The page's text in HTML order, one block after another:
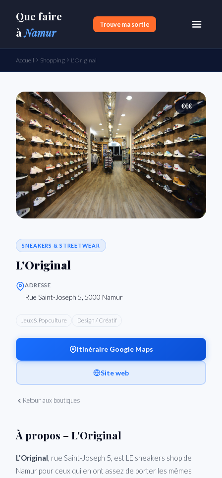
Que faire
àNamur
Trouve ma sortie
Accueil Shopping L'Original
€€€
SNEAKERS & STREETWEAR
L'Original
ADRESSE
Rue Saint-Joseph 5, 5000 Namur
Jeux & Pop culture Design / Créatif
Itinéraire Google Maps
Site web
Retour aux boutiques
À propos – L'Original
L'Original , rue Saint-Joseph 5, est LE sneakers shop de
Namur pour ceux qui en ont assez de porter les mêmes